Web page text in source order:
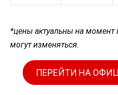
*цены актуальны на момент
могут изменяться.
ПЕРЕЙТИ НА